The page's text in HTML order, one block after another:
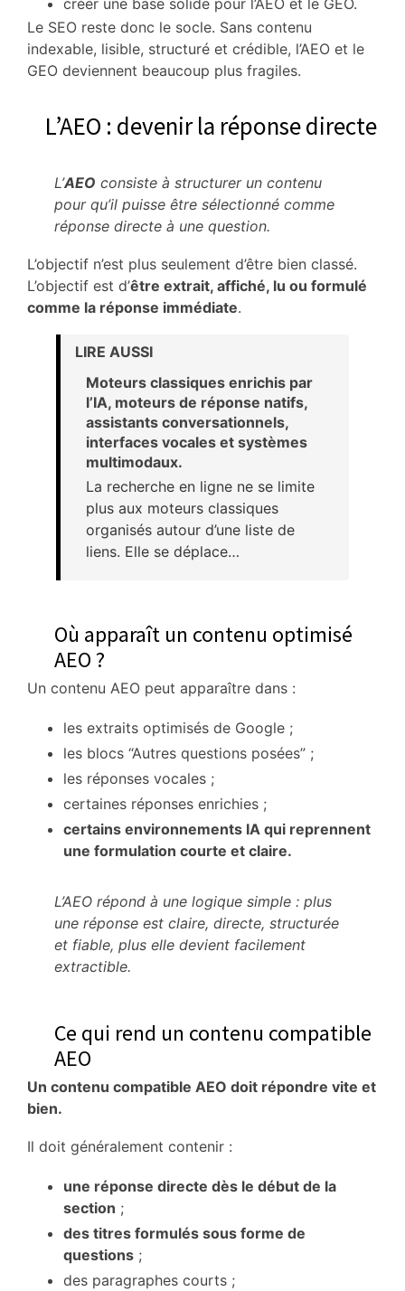
créer une base solide pour l’AEO et le GEO.
Le SEO reste donc le socle. Sans contenu
indexable, lisible, structuré et crédible, l’AEO et le
GEO deviennent beaucoup plus fragiles.
L’AEO : devenir la réponse directe
L’AEO consiste à structurer un contenu
pour qu’il puisse être sélectionné comme
réponse directe à une question.
L’objectif n’est plus seulement d’être bien classé.
L’objectif est d’être extrait, affiché, lu ou formulé
comme la réponse immédiate.
LIRE AUSSI
Moteurs classiques enrichis par
l’IA, moteurs de réponse natifs,
assistants conversationnels,
interfaces vocales et systèmes
multimodaux.
La recherche en ligne ne se limite
plus aux moteurs classiques
organisés autour d’une liste de
liens. Elle se déplace…
Où apparaît un contenu optimisé
AEO ?
Un contenu AEO peut apparaître dans :
les extraits optimisés de Google ;
les blocs “Autres questions posées” ;
les réponses vocales ;
certaines réponses enrichies ;
certains environnements IA qui reprennent
une formulation courte et claire.
L’AEO répond à une logique simple : plus
une réponse est claire, directe, structurée
et fiable, plus elle devient facilement
extractible.
Ce qui rend un contenu compatible
AEO
Un contenu compatible AEO doit répondre vite et
bien.
Il doit généralement contenir :
une réponse directe dès le début de la
section ;
des titres formulés sous forme de
questions ;
des paragraphes courts ;